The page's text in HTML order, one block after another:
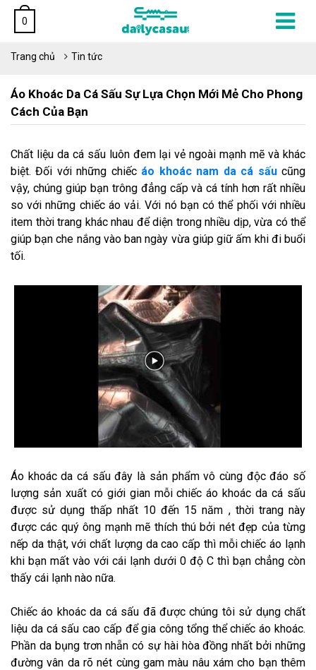
0
Trang chủ Tin tức
Áo Khoác Da Cá Sấu Sự Lựa Chọn Mới Mẻ Cho Phong
Cách Của Bạn
Chất liệu da cá sấu luôn đem lại vẻ ngoài mạnh mẽ và khác
biệt. Đối với những chiếc áo khoác nam da cá sấucũng
vậy, chúng giúp bạn trông đẳng cấp và cá tính hơn rất nhiều
so với những chiếc áo vải. Với nó bạn có thể phối với nhiều
item thời trang khác nhau để diện trong nhiều dịp, vừa có thể
giúp bạn che nắng vào ban ngày vừa giúp giữ ấm khi đi buổi
tối.
Áo khoác da cá sấu đây là sản phẩm vô cùng độc đáo số
lượng sản xuất có giới gian mỗi chiếc áo khoác da cá sấu
được sử dụng thấp nhất 10 đến 15 năm , thời trang này
được các quý ông mạnh mẽ thích thú bởi nét đẹp của từng
nếp da thật, với chất lượng da cao cấp thì mỗi chiếc áo lạnh
khi bạn mất vào với cái lạnh dưới 0 độ C thì bạn chẳng còn
thấy cái lạnh nào nữa.
Chiếc áo khoác da cá sấu đã được chúng tôi sử dụng chất
liệu da cá sấu cao cấp để gia công tổng thể chiếc áo khoác.
Phần da bụng trơn nhẵn có sự hài hòa đồng nhất bởi những
đường vân da rõ nét cùng gam màu nâu xám cho bạn thêm